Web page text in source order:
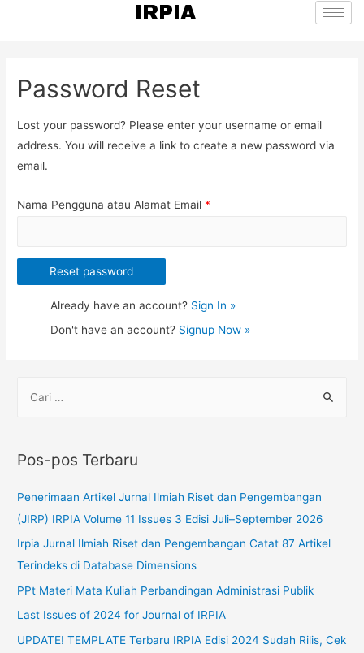
IRPIA
Password Reset
Lost your password? Please enter your username or email
address. You will receive a link to create a new password via
email.
Nama Pengguna atau Alamat Email *
Already have an account? Sign In »
Don't have an account? Signup Now »
Pos-pos Terbaru
Penerimaan Artikel Jurnal Ilmiah Riset dan Pengembangan
(JIRP) IRPIA Volume 11 Issues 3 Edisi Juli–September 2026
Irpia Jurnal Ilmiah Riset dan Pengembangan Catat 87 Artikel
Terindeks di Database Dimensions
PPt Materi Mata Kuliah Perbandingan Administrasi Publik
Last Issues of 2024 for Journal of IRPIA
UPDATE! TEMPLATE Terbaru IRPIA Edisi 2024 Sudah Rilis, Cek